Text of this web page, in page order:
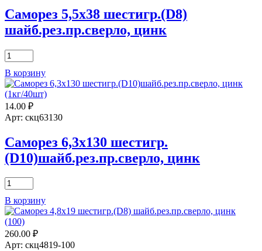
Саморез 5,5х38 шестигр.(D8)
шайб.рез.пр.сверло, цинк
Количество
товара
Саморез
5,5х38
шестигр.
(D8)
шайб.рез.пр.сверло,
В корзину
14.00 ₽
Арт: скц63130
Саморез 6,3х130 шестигр.
(D10)шайб.рез.пр.сверло, цинк
Количество
товара
Саморез
6,3х130
шестигр.
(D10)шайб.рез.пр.сверло,
цинк
В корзину
260.00 ₽
Арт: скц4819-100